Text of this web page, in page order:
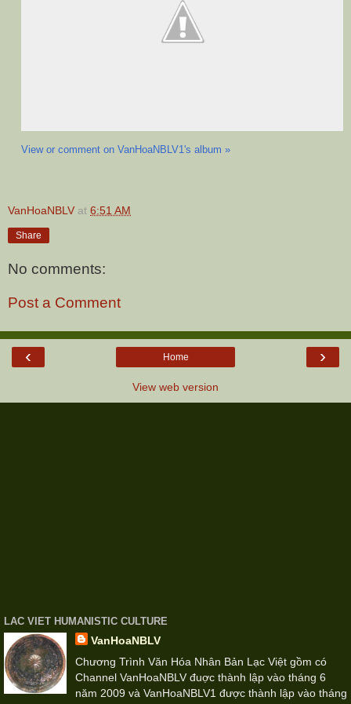
View or comment on VanHoaNBLV1's album »
VanHoaNBLV at 6:51 AM
Share
No comments:
Post a Comment
‹ ›
Home
View web version
LAC VIET HUMANISTIC CULTURE
VanHoaNBLV
Chương Trình Văn Hóa Nhân Bản Lạc Việt gồm có
Channel VanHoaNBLV đuợc thành lập vào tháng 6
năm 2009 và VanHoaNBLV1 được thành lập vào tháng